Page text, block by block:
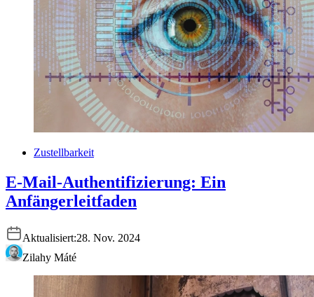
Zustellbarkeit
E-Mail-Authentifizierung: Ein
Anfängerleitfaden
Aktualisiert:28. Nov. 2024
Zilahy Máté